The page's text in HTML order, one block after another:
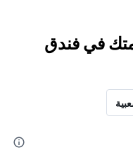
في فندق